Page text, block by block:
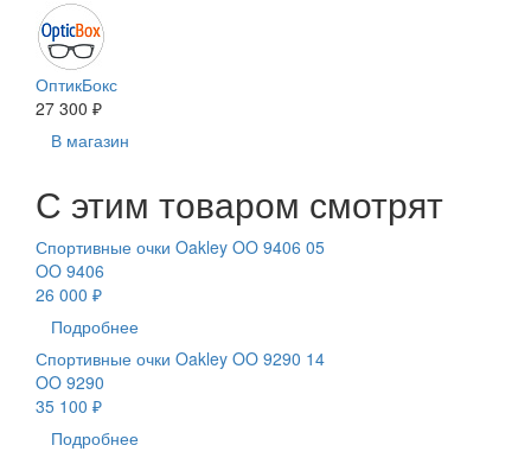
ОптикБокс
27 300 ₽
В магазин
С этим товаром смотрят
Спортивные очки Oakley OO 9406 05
OO 9406
26 000 ₽
Подробнее
Спортивные очки Oakley OO 9290 14
OO 9290
35 100 ₽
Подробнее